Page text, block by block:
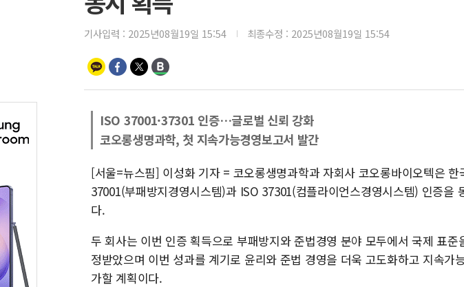
기사입력 : 2025년08월19일 15:54 최종수정 : 2025년08월19일 15:54
ISO 37001·37301 인증…글로벌 신뢰 강화
코오롱생명과학, 첫 지속가능경영보고서 발간
[서울=뉴스핌] 이성화 기자 = 코오롱생명과학과 자회사 코오롱바이오텍은
37001(부패방지경영시스템)과 ISO 37301(컴플라이언스경영시스템) 인증을
다.
두 회사는 이번 인증 획득으로 부패방지와 준법경영 분야 모두에서 국제 표준
정받았으며 이번 성과를 계기로 윤리와 준법 경영을 더욱 고도화하고 지속가
가할 계획이다.